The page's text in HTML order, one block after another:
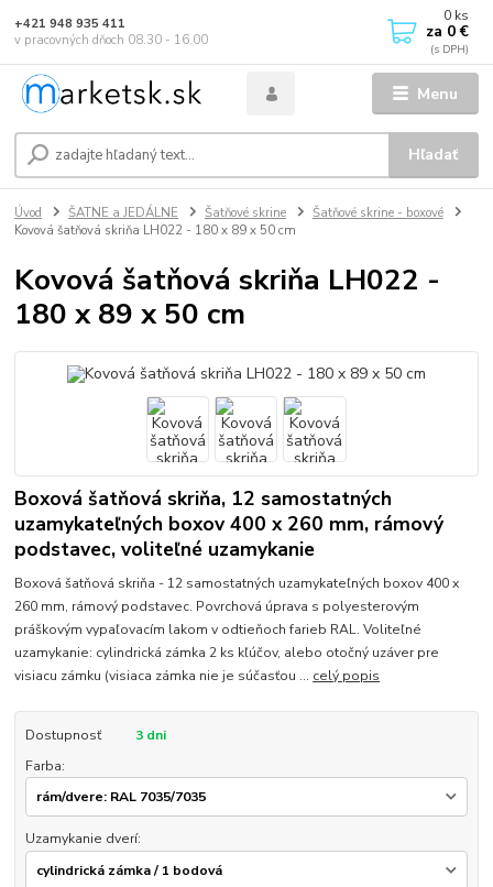
Menu
Hľadať
+421 948 935 411
v pracovných dňoch 08.30 - 16.00
0 ks
za 0 €
Úvod ŠATNE a JEDÁLNE Šatňové skrine
Šatňové skrine - boxové
Kovová šatňová skriňa LH022 - 180 x 89 x 50 cm
Kovová šatňová skriňa LH022 -
180 x 89 x 50 cm
Boxová šatňová skriňa, 12 samostatných
uzamykateľných boxov 400 x 260 mm, rámový
podstavec, voliteľné uzamykanie
Boxová šatňová skriňa - 12 samostatných uzamykateľných boxov 400 x
260 mm, rámový podstavec. Povrchová úprava s polyesterovým
práškovým vypaľovacím lakom v odtieňoch farieb RAL. Voliteľné
uzamykanie: cylindrická zámka 2 ks kľúčov, alebo otočný uzáver pre
visiacu zámku (visiaca zámka nie je súčasťou ... celý popis
Dostupnosť
3 dni
Farba:
Uzamykanie dverí: